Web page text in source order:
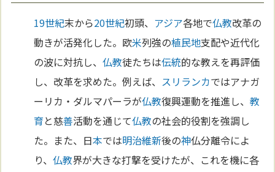
19世紀末から20世紀初頭、 アジア各地で仏教改革の
動きが活発化した。欧米列強の植民地支配や近代化
の波に対抗し、仏教徒たちは伝統的な教えを再評価
し、改革を求めた。例えば、 スリランカではアナガ
ーリカ・ダルマパーラが仏教復興運動を推進し、教
育と慈善活動を通じて仏教の社会的役割を強調し
た。また、日本では明治維新後の神仏分離令によ
り、仏教界が大きな打撃を受けたが、これを機に各